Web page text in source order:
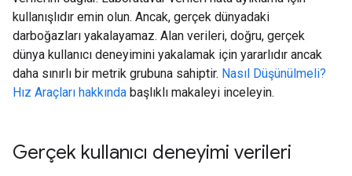
kullanışlıdır emin olun. Ancak, gerçek dünyadaki
darboğazları yakalayamaz. Alan verileri, doğru, gerçek
dünya kullanıcı deneyimini yakalamak için yararlıdır ancak
daha sınırlı bir metrik grubuna sahiptir. Nasıl Düşünülmeli?
Hız Araçları hakkında başlıklı makaleyi inceleyin.
Gerçek kullanıcı deneyimi verileri